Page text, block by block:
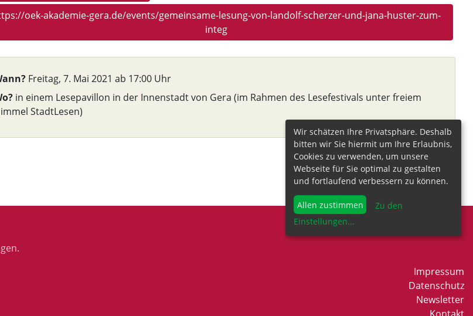
oek-akademie-gera.de/events/gemeinsame-lesung-von-landolf-scherzer-und-jana-huster-zum-
integ
Freitag, 7. Mai 2021 ab 17:00 Uhr
in einem Lesepavillon in der Innenstadt von Gera (im Rahmen des Lesefestivals unter freiem
StadtLesen)
Impressum
Datenschutz
Newsletter
Wir schätzen Ihre Privatsphäre. Deshalb
bitten wir Sie hiermit um Ihre Erlaubnis,
Cookies zu verwenden, um unsere
Webseite für Sie optimal zu gestalten
und fortlaufend verbessern zu können.
Allen zustimmen
Zu den
Einstellungen...